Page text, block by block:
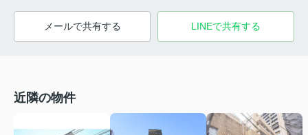
メールで共有する LINEで共有する
近隣の物件